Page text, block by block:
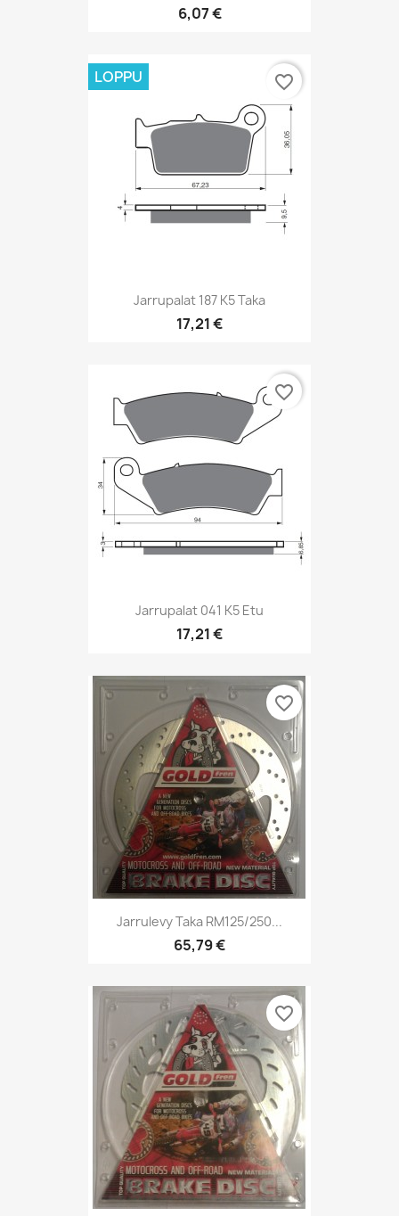
6,07 €
Jarrupalat 187 K5 Taka
17,21 €
LOPPU favorite_border
Jarrupalat 041 K5 Etu
17,21 €
favorite_border
Jarrulevy Taka RM125/250...
65,79 €
favorite_border
favorite_border